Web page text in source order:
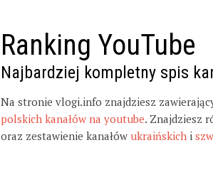
Ranking YouTube
Najbardziej kompletny spis
Na stronie vlogi.info znajdziesz
polskich kanałów na youtube. Znajdziesz
oraz zestawienie kanałów ukraińskich i